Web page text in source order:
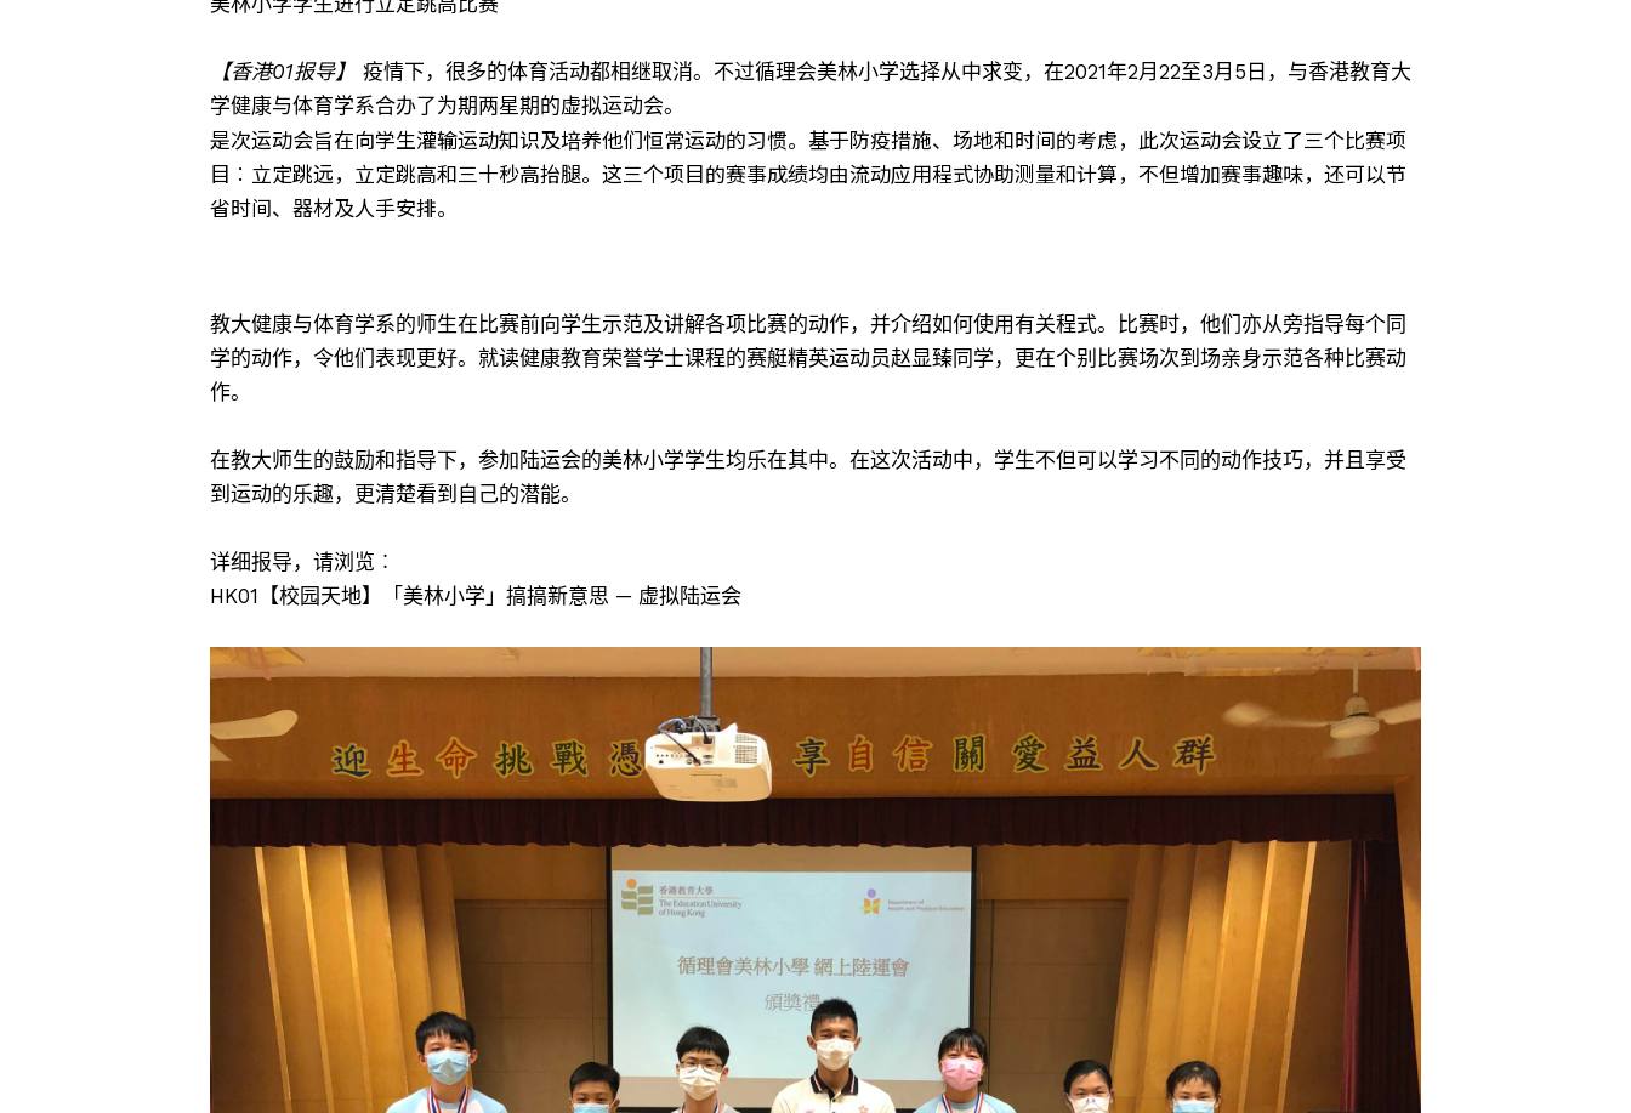
【香港01报导】
疫情下，很多的体育活动都相继取消。不过循理会美林小学选择从中求变，在2021年2月22至3月5日，与香港教育大
学健康与体育学系合办了为期两星期的虚拟运动会。
是次运动会旨在向学生灌输运动知识及培养他们恒常运动的习惯。基于防疫措施、场地和时间的考虑，此次运动会设立了三个比赛项
目︰立定跳远，立定跳高和三十秒高抬腿。这三个项目的赛事成绩均由流动应用程式协助测量和计算，不但增加赛事趣味，还可以节
省时间、器材及人手安排。
教大健康与体育学系的师生在比赛前向学生示范及讲解各项比赛的动作，并介绍如何使用有关程式。比赛时，他们亦从旁指导每个同
学的动作，令他们表现更好。就读健康教育荣誉学士课程的赛艇精英运动员赵显臻同学，更在个别比赛场次到场亲身示范各种比赛动
作。
在教大师生的鼓励和指导下，参加陆运会的美林小学学生均乐在其中。在这次活动中，学生不但可以学习不同的动作技巧，并且享受
到运动的乐趣，更清楚看到自己的潜能。
详细报导，请浏览︰
HK01【校园天地】「美林小学」搞搞新意思 ─ 虚拟陆运会